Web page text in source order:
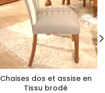
Chaises dos et assise en
Tissu brodé